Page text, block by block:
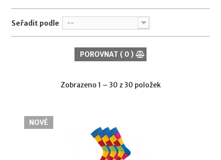
Seřadit podle --
POROVNAT ( 0)
Zobrazeno 1 – 30 z 30 položek
NOVÉ